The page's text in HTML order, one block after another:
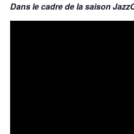
Dans le cadre de la saison